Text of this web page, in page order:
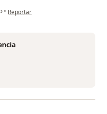
• en opinión del usuario Manuela
Reportar